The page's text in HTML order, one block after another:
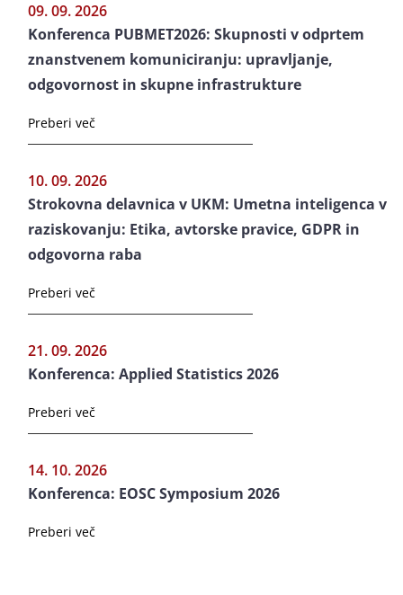
09. 09. 2026
Konferenca PUBMET2026: Skupnosti v odprtem
znanstvenem komuniciranju: upravljanje,
odgovornost in skupne infrastrukture
Preberi več
10. 09. 2026
Strokovna delavnica v UKM: Umetna inteligenca v
raziskovanju: Etika, avtorske pravice, GDPR in
odgovorna raba
Preberi več
21. 09. 2026
Konferenca: Applied Statistics 2026
Preberi več
14. 10. 2026
Konferenca: EOSC Symposium 2026
Preberi več